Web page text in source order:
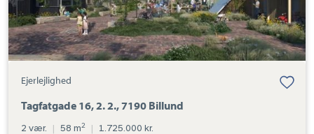
Ejerlejlighed
Tagfatgade 16, 2. 2., 7190 Billund
2 vær. | 58 m2 | 1.725.000 kr.